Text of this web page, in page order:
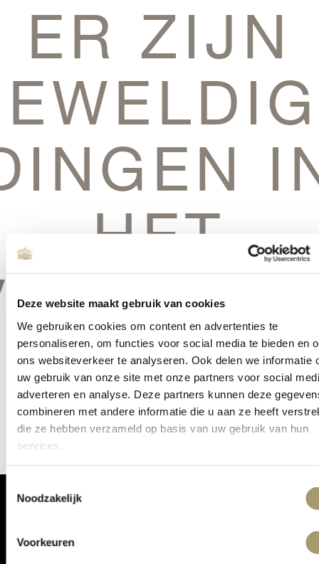
Deze website maakt gebruik van cookies
We gebruiken cookies om content en advertenties te
personaliseren, om functies voor social media te bieden en
ons websiteverkeer te analyseren. Ook delen we informatie
uw gebruik van onze site met onze partners voor social
adverteren en analyse. Deze partners kunnen deze
combineren met andere informatie die u aan ze heeft
die ze hebben verzameld op basis van uw gebruik van hun
services.
Noodzakelijk
Voorkeuren
ER ZIJN
HET
Er is iets moois in het vooruitzicht! Onze winkel wordt momenteel
gebouwd en zal binnenkort online komen!